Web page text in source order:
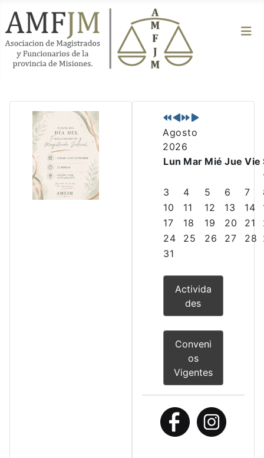
P
r
e
v
u
s
Y
e
a
P
e
s
o
n
h
N
x
t
a
r
N
t
M
t
h
Agosto
2026
Lun Mar Mié Jue Vie
3
4 5 6 7
10
11 12 13 14
17
18 19 20 21
24
25 26 27 28
31
Activida
des
Conveni
os
Vigentes